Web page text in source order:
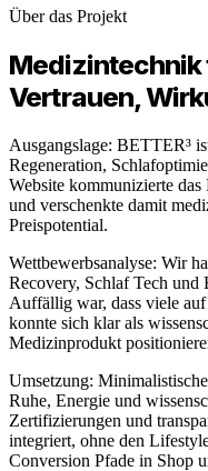
Über das Projekt
Medizintechnik
Vertrauen,
Ausgangslage: BETTER³
Regeneration,
Website kommunizierte
und verschenkte damit
Preispotential.
Wettbewerbsanalyse: Wir
Recovery, Schlaf Tech und
Auffällig war, dass viele
konnte sich klar als
Medizinprodukt
Umsetzung:
Ruhe, Energie und
Zertifizierungen und
integriert, ohne den
Conversion Pfade in Shop